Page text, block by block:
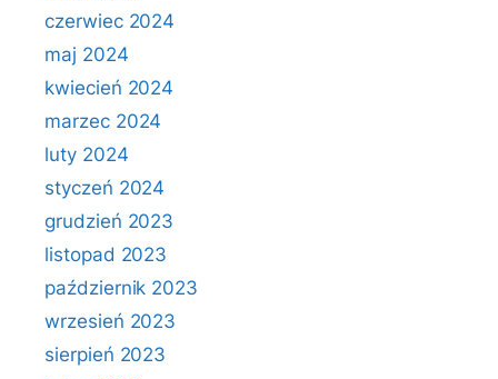
czerwiec 2024
maj 2024
kwiecień 2024
marzec 2024
luty 2024
styczeń 2024
grudzień 2023
listopad 2023
październik 2023
wrzesień 2023
sierpień 2023